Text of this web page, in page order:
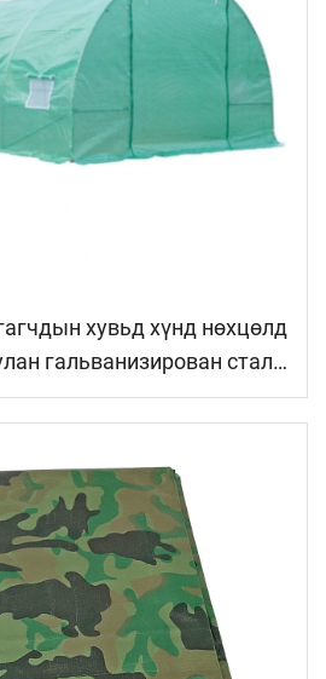
хувьд хүнд нөхцөлд
гальванизирован сталь
хүнд нөхцөлд ажиллахад
нехүүрт полиэтилен
цэцгүүдийн үржүүлэлтд
хүлээрийн туннель,
хялбар суулгах
дизайн